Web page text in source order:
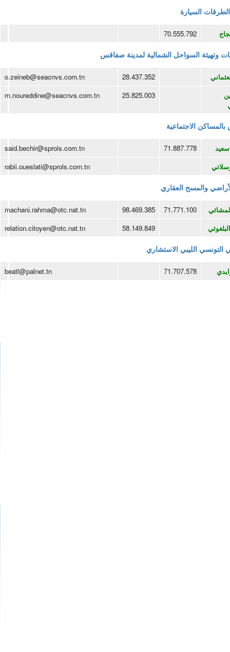
السيارة
70.555.792
وتهيئة السواحل الشمالية لمدينة صفاقس
28.437.352
o.zeineb@seacnvs.com.tn
25.825.003
m.noureddine@seacnvs.com.tn
الاجتماعية
سعيد 71.887.778
said.bechir@sprols.com.tn
rabii.oueslati@sprols.com.tn
والمسح العقاري
71.771.100
98.469.385
machani.rahma@otc.nat.tn
58.149.849
relation.citoyen@otc.nat.tn
التونسي الليبي الاستشاري
71.707.578
beatl@palnet.tn